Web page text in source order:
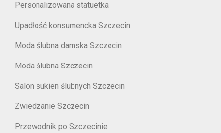
Personalizowana statuetka
Upadłość konsumencka Szczecin
Moda ślubna damska Szczecin
Moda ślubna Szczecin
Salon sukien ślubnych Szczecin
Zwiedzanie Szczecin
Przewodnik po Szczecinie